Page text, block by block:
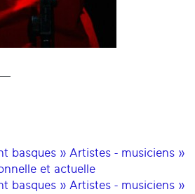
basques » Artistes - musiciens »
et actuelle
basques » Artistes - musiciens »